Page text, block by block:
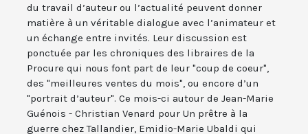
du travail d’auteur ou l’actualité peuvent donner
matière à un véritable dialogue avec l’animateur et
un échange entre invités. Leur discussion est
ponctuée par les chroniques des libraires de la
Procure qui nous font part de leur "coup de coeur",
des "meilleures ventes du mois", ou encore d’un
"portrait d’auteur". Ce mois-ci autour de Jean-Marie
Guénois - Christian Venard pour Un prêtre à la
guerre chez Tallandier, Emidio-Marie Ubaldi qui